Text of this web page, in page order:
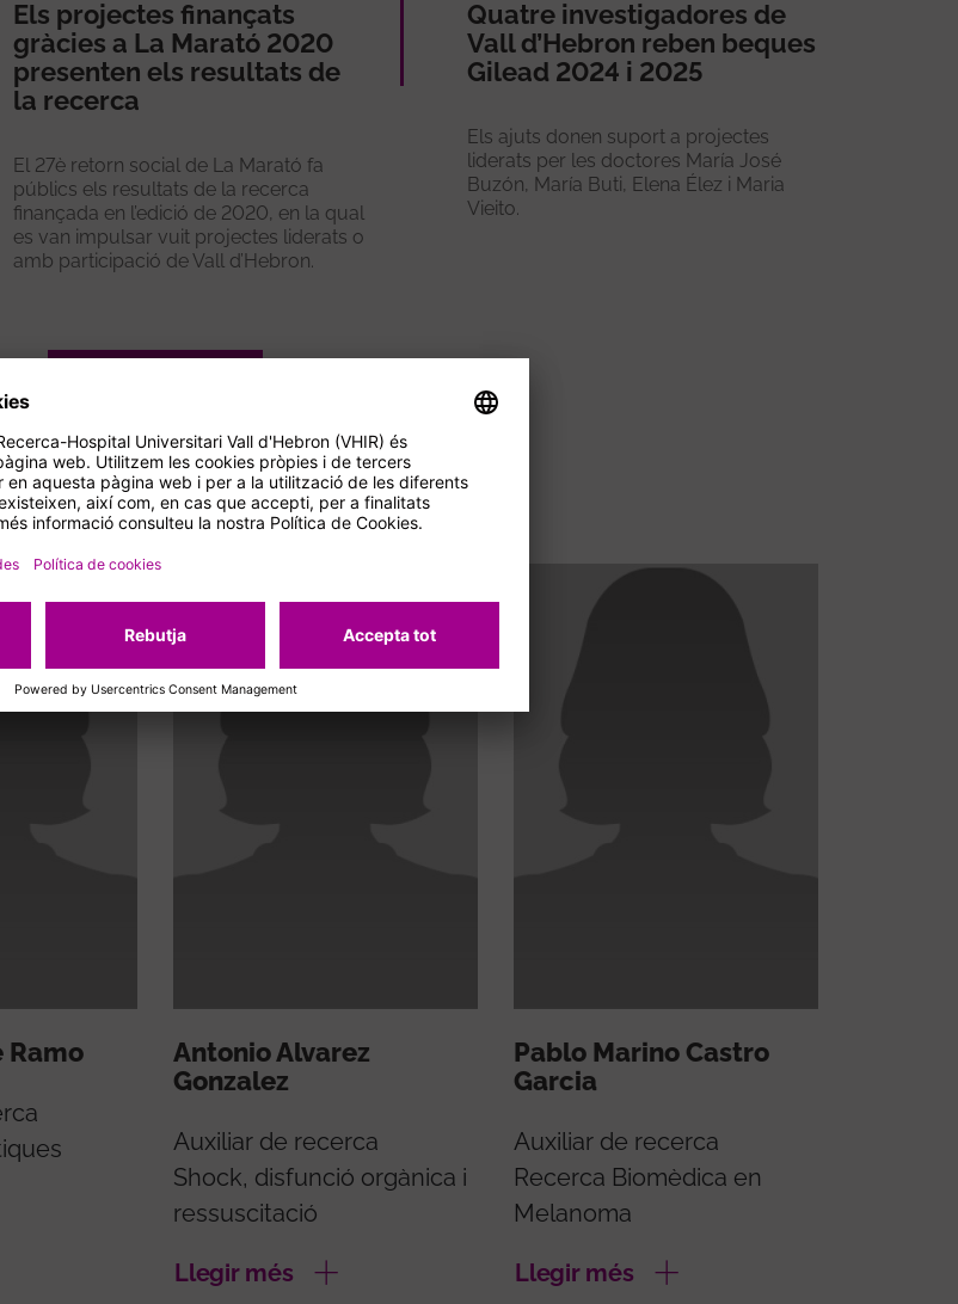
Els projectes finançats
gràcies a La Marató 2020
presenten els resultats de
la recerca
El 27è retorn social de La Marató fa
públics els resultats de la recerca
finançada en l’edició de 2020, en la qual
es van impulsar vuit projectes liderats o
amb participació de Vall d’Hebron.
Quatre investigadores de
Vall d’Hebron reben beques
Gilead 2024 i 2025
Els ajuts donen suport a projectes
liderats per les doctores María José
Buzón, María Buti, Elena Élez i Maria
Vieito.
Ramo
Antonio Alvarez
Gonzalez
Auxiliar de recerca
Shock, disfunció orgànica i
ressuscitació
Llegir més
Pablo Marino Castro
Garcia
Auxiliar de recerca
Recerca Biomèdica en
Melanoma
Llegir més